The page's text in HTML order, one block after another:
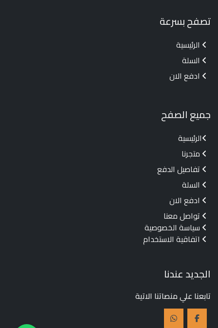
تصفح بسرعة
الرئيسية
السلة
ادفع الان
جميع الصفح
الرئيسية
متجرنا
تفاصيل الدفع
السلة
ادفع الان
تواصل معنا
سياسة الخصوصية
اتفاقية الاستخدام
الجديد عندنا
تابعنا علي منصاتنا الاتية